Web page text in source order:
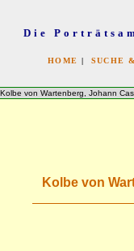
Die
HOME | SUCHE
von Wartenberg, Johann
Kolbe von